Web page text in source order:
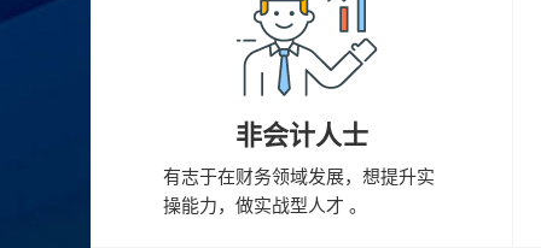
非会计人士
有志于在财务领域发展，想提升实
操能力，做实战型人才 。